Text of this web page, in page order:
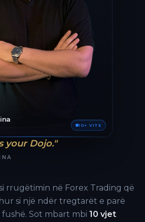
10+ VITE
your Dojo."
rrugëtimin në Forex Trading që
si një ndër tregtarët e parë
Sot mbart mbi 10 vjet